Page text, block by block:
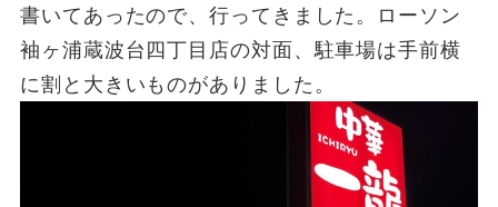
書いてあったので、行ってきました。ローソン
袖ヶ浦蔵波台四丁目店の対面、駐車場は手前横
に割と大きいものがありました。